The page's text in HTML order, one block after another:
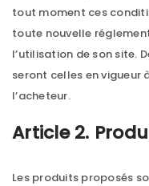
tout moment ces
toute nouvelle
l’utilisation de son site.
seront celles en
l’acheteur.
Article 2.
Les produits proposés